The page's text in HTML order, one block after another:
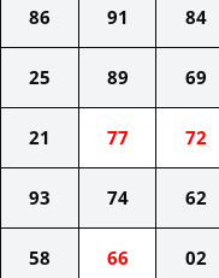
86 91 84
25 89 69
21 77 72
93 74 62
58 66 02